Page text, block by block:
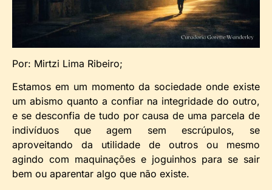
Por: Mirtzi Lima Ribeiro;
Estamos em um momento da sociedade onde existe
um abismo quanto a confiar na integridade do outro,
e se desconfia de tudo por causa de uma parcela de
indivíduos que agem sem escrúpulos, se
aproveitando da utilidade de outros ou mesmo
agindo com maquinações e joguinhos para se sair
bem ou aparentar algo que não existe.